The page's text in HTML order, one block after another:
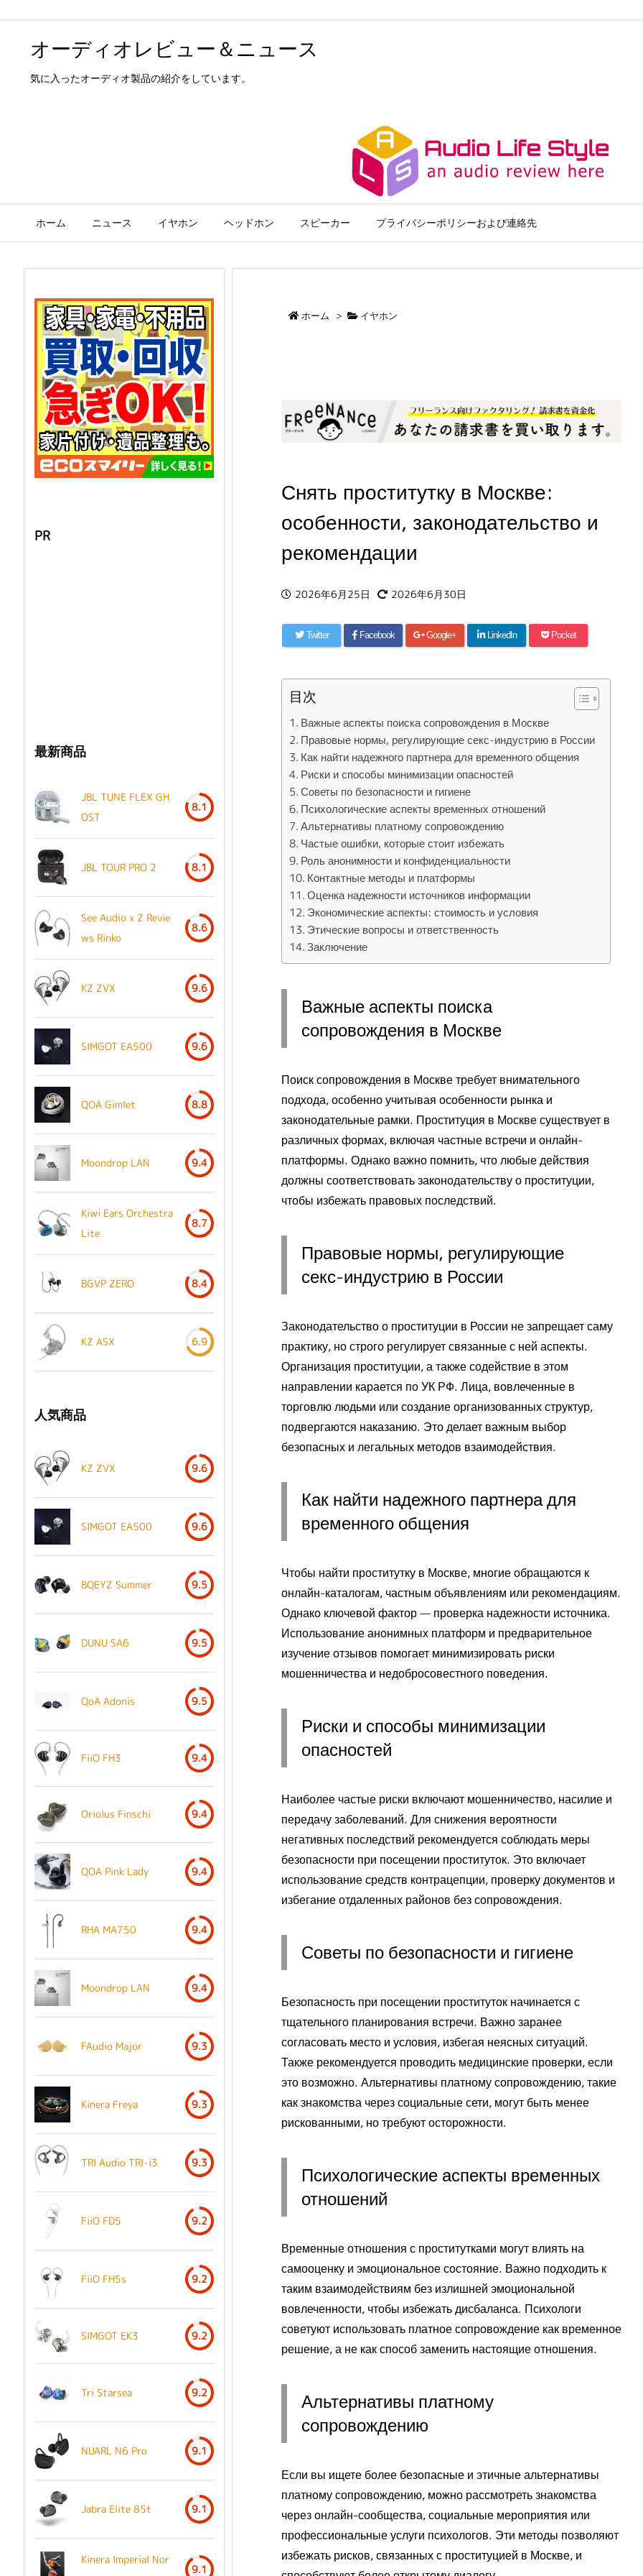
オーディオレビュー＆ニュース
気に入ったオーディオ製品の紹介をしています。
ホーム ニュース イヤホン ヘッドホン スピーカー プライバシーポリシーおよび連絡先
ホーム > イヤホン
Снять проститутку в Москве:
особенности, законодательство и
рекомендации
2026年6月25日 2026年6月30日
Twitter Facebook Google+ LinkedIn Pocket
目次
Важные аспекты поиска сопровождения в Москве
Правовые нормы, регулирующие секс-индустрию в России
Как найти надежного партнера для временного общения
Риски и способы минимизации опасностей
Советы по безопасности и гигиене
Психологические аспекты временных отношений
Альтернативы платному сопровождению
Частые ошибки, которые стоит избежать
Роль анонимности и конфиденциальности
Контактные методы и платформы
Оценка надежности источников информации
Экономические аспекты: стоимость и условия
Этические вопросы и ответственность
Заключение
Важные аспекты поиска
сопровождения в Москве
Поиск сопровождения в Москве требует внимательного
подхода, особенно учитывая особенности рынка и
законодательные рамки. Проституция в Москве существует в
различных формах, включая частные встречи и онлайн-
платформы. Однако важно помнить, что любые действия
должны соответствовать законодательству о проституции,
чтобы избежать правовых последствий.
Правовые нормы, регулирующие
секс-индустрию в России
Законодательство о проституции в России не запрещает саму
практику, но строго регулирует связанные с ней аспекты.
Организация проституции, а также содействие в этом
направлении карается по УК РФ. Лица, вовлеченные в
торговлю людьми или создание организованных структур,
подвергаются наказанию. Это делает важным выбор
безопасных и легальных методов взаимодействия.
Как найти надежного партнера для
временного общения
Чтобы найти проститутку в Москве, многие обращаются к
онлайн-каталогам, частным объявлениям или рекомендациям.
Однако ключевой фактор — проверка надежности источника.
Использование анонимных платформ и предварительное
изучение отзывов помогает минимизировать риски
мошенничества и недобросовестного поведения.
Риски и способы минимизации
опасностей
Наиболее частые риски включают мошенничество, насилие и
передачу заболеваний. Для снижения вероятности
негативных последствий рекомендуется соблюдать меры
безопасности при посещении проституток. Это включает
использование средств контрацепции, проверку документов и
избегание отдаленных районов без сопровождения.
Советы по безопасности и гигиене
Безопасность при посещении проституток начинается с
тщательного планирования встречи. Важно заранее
согласовать место и условия, избегая неясных ситуаций.
Также рекомендуется проводить медицинские проверки, если
это возможно. Альтернативы платному сопровождению, такие
как знакомства через социальные сети, могут быть менее
рискованными, но требуют осторожности.
Психологические аспекты временных
отношений
Временные отношения с проститутками могут влиять на
самооценку и эмоциональное состояние. Важно подходить к
таким взаимодействиям без излишней эмоциональной
вовлеченности, чтобы избежать дисбаланса. Психологи
советуют использовать платное сопровождение как временное
решение, а не как способ заменить настоящие отношения.
Альтернативы платному
сопровождению
Если вы ищете более безопасные и этичные альтернативы
платному сопровождению, можно рассмотреть знакомства
через онлайн-сообщества, социальные мероприятия или
профессиональные услуги психологов. Эти методы позволяют
избежать рисков, связанных с проституцией в Москве, и
PR
最新商品
JBL TUNE FLEX GH
OST
8.1
JBL TOUR PRO 2 8.1
See Audio x Z Revie
ws Rinko
8.6
KZ ZVX 9.6
SIMGOT EA500 9.6
QOA Gimlet 8.8
Moondrop LAN 9.4
Kiwi Ears Orchestra
Lite
8.7
BGVP ZERO 8.4
KZ ASX 6.9
人気商品
KZ ZVX 9.6
SIMGOT EA500 9.6
BQEYZ Summer 9.5
DUNU SA6 9.5
QoA Adonis 9.5
FiiO FH3 9.4
Oriolus Finschi 9.4
QOA Pink Lady 9.4
RHA MA750 9.4
Moondrop LAN 9.4
FAudio Major 9.3
Kinera Freya 9.3
TRI Audio TRI-i3 9.3
FiiO FD5 9.2
FiiO FH5s 9.2
SIMGOT EK3 9.2
Tri Starsea 9.2
NUARL N6 Pro 9.1
Jabra Elite 85t 9.1
Kinera Imperial Nor
9.1